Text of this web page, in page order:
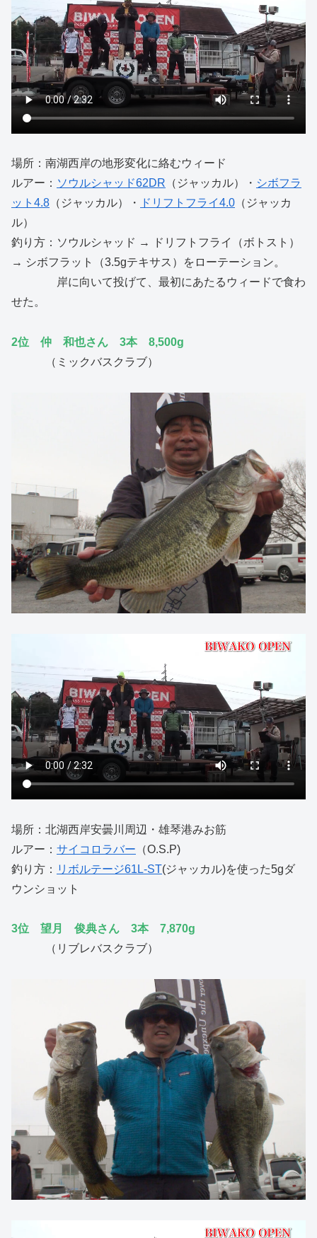
場所：南湖西岸の地形変化に絡むウィード
ルアー： ソウルシャッド62DR （ジャッカル）・ シボフラ
ット4.8 （ジャッカル）・ ドリフトフライ4.0 （ジャッカ
ル）
釣り方：ソウルシャッド → ドリフトフライ（ボトスト）
→ シボフラット（3.5gテキサス）をローテーション。
岸に向いて投げて、最初にあたるウィードで食わ
せた。
2位 仲 和也さん 3本 8,500g
（ミックバスクラブ）
場所：北湖西岸安曇川周辺・雄琴港みお筋
ルアー： サイコロラバー （O.S.P)
釣り方： リボルテージ61L-ST(ジャッカル)を使った5gダ
ウンショット
3位 望月 俊典さん 3本 7,870g
（リブレバスクラブ）